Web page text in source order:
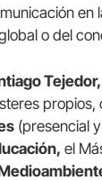
en
o del
Tejedor,
propios,
(presencial
el